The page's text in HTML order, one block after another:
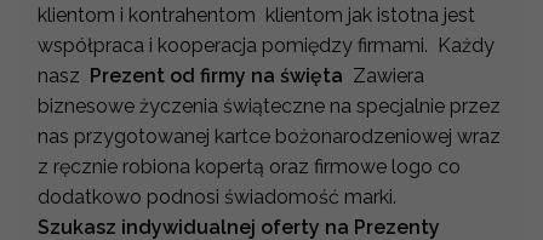
klientom i kontrahentom klientom jak istotna jest
współpraca i kooperacja pomiędzy firmami. Każdy
nasz Prezent od firmy na święta Zawiera
biznesowe życzenia świąteczne na specjalnie przez
nas przygotowanej kartce bożonarodzeniowej wraz
z ręcznie robiona kopertą oraz firmowe logo co
dodatkowo podnosi świadomość marki.
Szukasz indywidualnej oferty na Prezenty